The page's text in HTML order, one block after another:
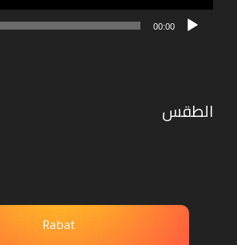
00:00
الطقس
Rabat